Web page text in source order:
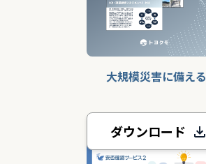
大規模災害に備える
ダウンロード